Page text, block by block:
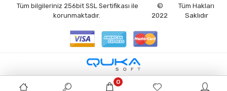
Tüm bilgileriniz 256bit SSL Sertifikası ile
korunmaktadır.
©
2022
Tüm Hakları
Saklıdır
0